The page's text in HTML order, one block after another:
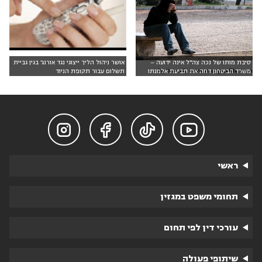
סיבת מותו של נכה צה"ל אינה ידועה –
משרד הביטחון דחה את תביעת אלמנתו
by Darnok, www.morguefile.com
אושר ניהול הליך ייצוגי נגד אורנג' בגין גביית
תשלום עבור תקופת הניוד




ראשי
תחומי משפט במגזין
עורכי דין לפי תחום
שיתופי פעולה